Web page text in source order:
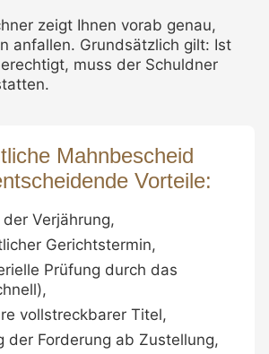
zeigt Ihnen vorab genau,
anfallen. Grundsätzlich gilt: Ist
muss der Schuldner
Mahnbescheid
Vorteile:
Verjährung,
Gerichtstermin,
Prüfung durch das
vollstreckbarer Titel,
der Forderung ab Zustellung,